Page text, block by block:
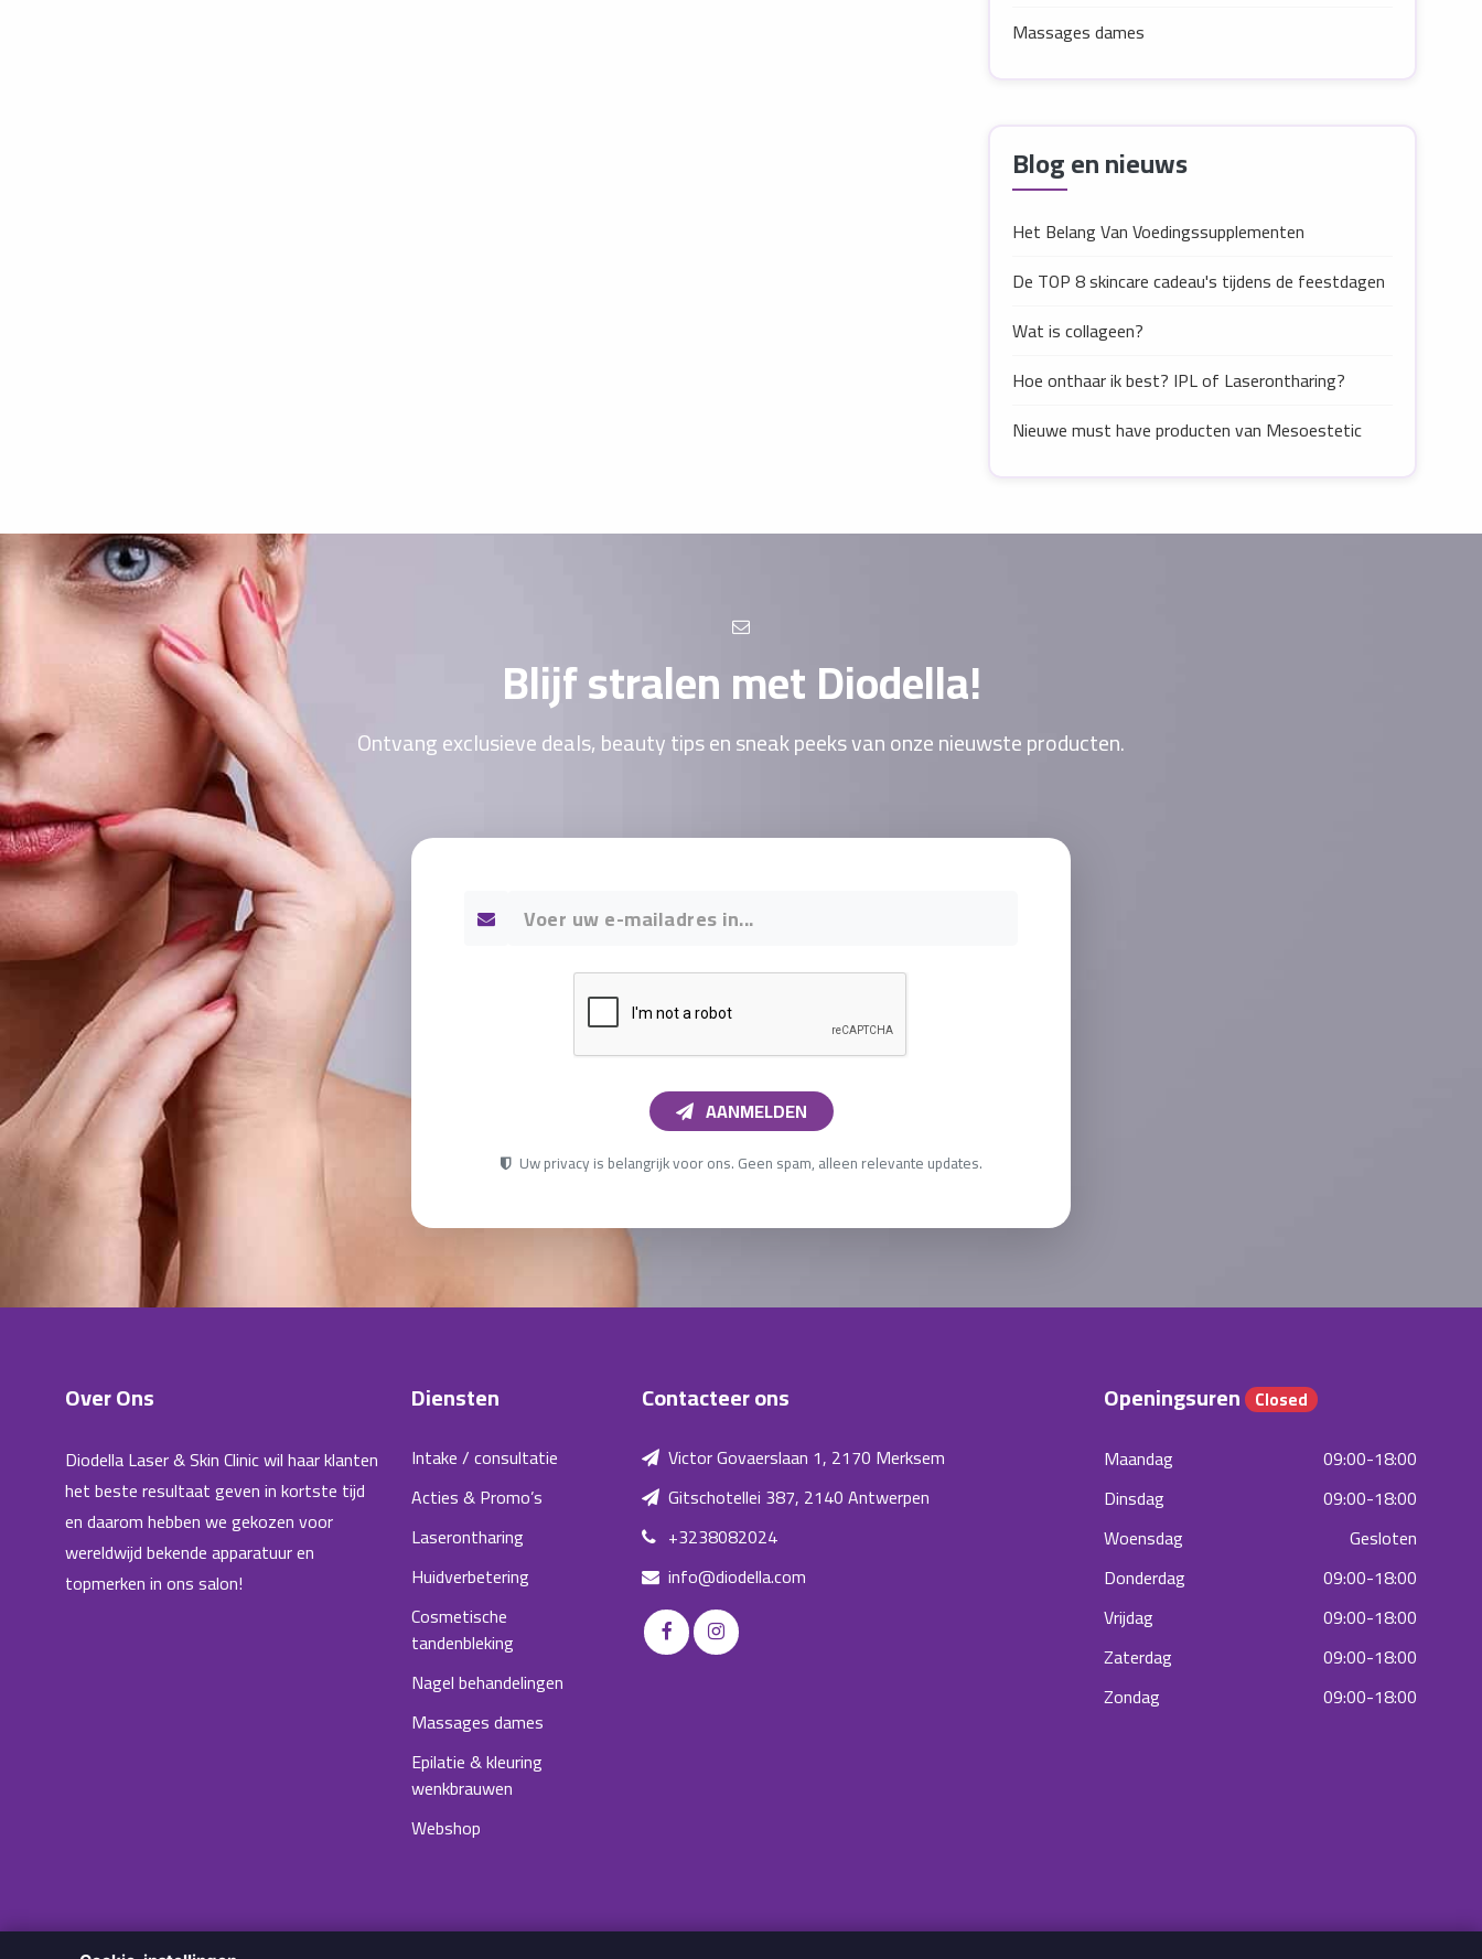
Massages dames
Blog en nieuws
Het Belang Van Voedingssupplementen
De TOP 8 skincare cadeau's tijdens de feestdagen
Wat is collageen?
Hoe onthaar ik best? IPL of Laserontharing?
Nieuwe must have producten van Mesoestetic
Blijf stralen met Diodella!
Ontvang exclusieve deals, beauty tips en sneak peeks van onze nieuwste producten.
AANMELDEN
Uw privacy is belangrijk voor ons. Geen spam, alleen relevante updates.
Over Ons
Diodella Laser & Skin Clinic wil haar klanten
het beste resultaat geven in kortste tijd
en daarom hebben we gekozen voor
wereldwijd bekende apparatuur en
topmerken in ons salon!
Diensten
Intake / consultatie
Acties & Promo’s
Laserontharing
Huidverbetering
Cosmetische
tandenbleking
Nagel behandelingen
Massages dames
Epilatie & kleuring
wenkbrauwen
Webshop
Contacteer ons
Victor Govaerslaan 1, 2170 Merksem
Gitschotellei 387, 2140 Antwerpen
+3238082024
info@diodella.com
Openingsuren Closed
Maandag
09:00-18:00
Dinsdag
09:00-18:00
Woensdag
Gesloten
Donderdag
09:00-18:00
Vrijdag
09:00-18:00
Zaterdag
09:00-18:00
Zondag
09:00-18:00